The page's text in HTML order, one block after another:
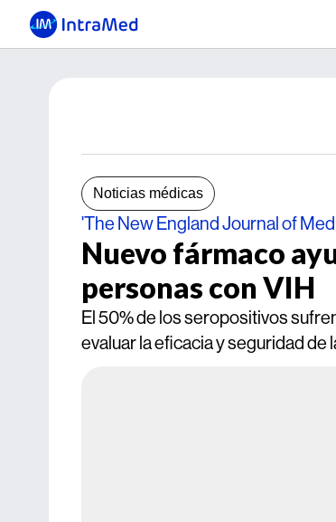
Noticias médicas
'The New England Journal of
Nuevo fármaco
personas con VIH
El 50% de los seropositivos
evaluar la eficacia y seguridad de